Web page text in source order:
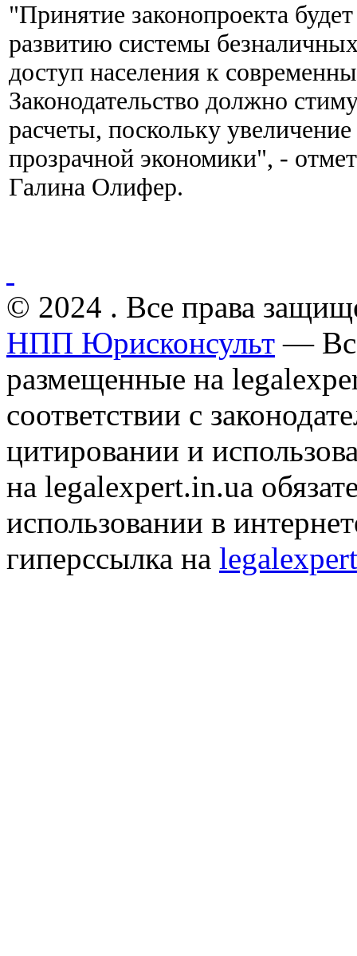
"Принятие законопроекта
развитию системы
доступ населения к
Законодательство должно
расчеты, поскольку
прозрачной экономики", -
Галина Олифер.
© 2024 . Все права
НПП Юрисконсульт —
размещенные на
соответствии с
цитировании и
на legalexpert.in.ua
использовании в
гиперссылка на